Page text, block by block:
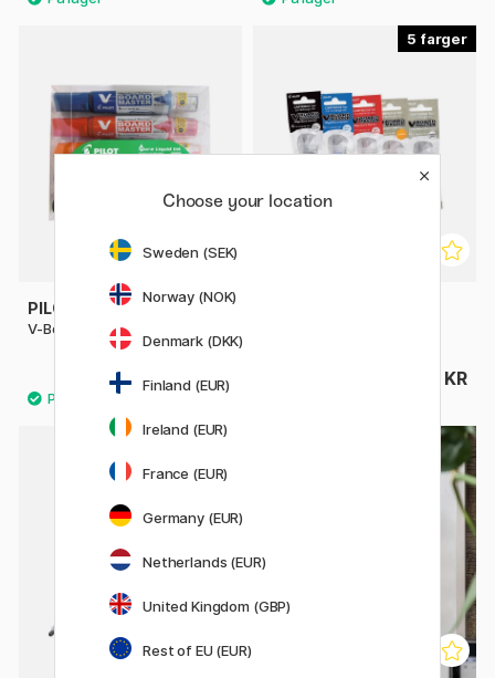
PILOT
V-Board Master Round 5-set
125 KR
5
22 KR
Choose your location
Sweden (SEK)
Norway (NOK)
Denmark (DKK)
Finland (EUR)
Ireland (EUR)
France (EUR)
Germany (EUR)
Netherlands (EUR)
United Kingdom (GBP)
Rest of EU (EUR)